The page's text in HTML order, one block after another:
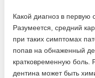
Какой диагноз в первую
Разумеется, средний
при таких симптомах
попав на обнаженный
кратковременную боль.
дентина может быть